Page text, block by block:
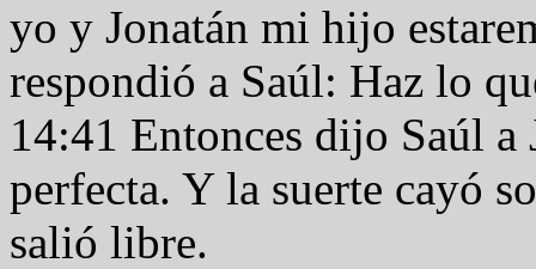
yo y Jonatán mi hijo
respondió a Saúl: Haz lo
14:41 Entonces dijo Saúl a
perfecta. Y la suerte cayó
salió libre.